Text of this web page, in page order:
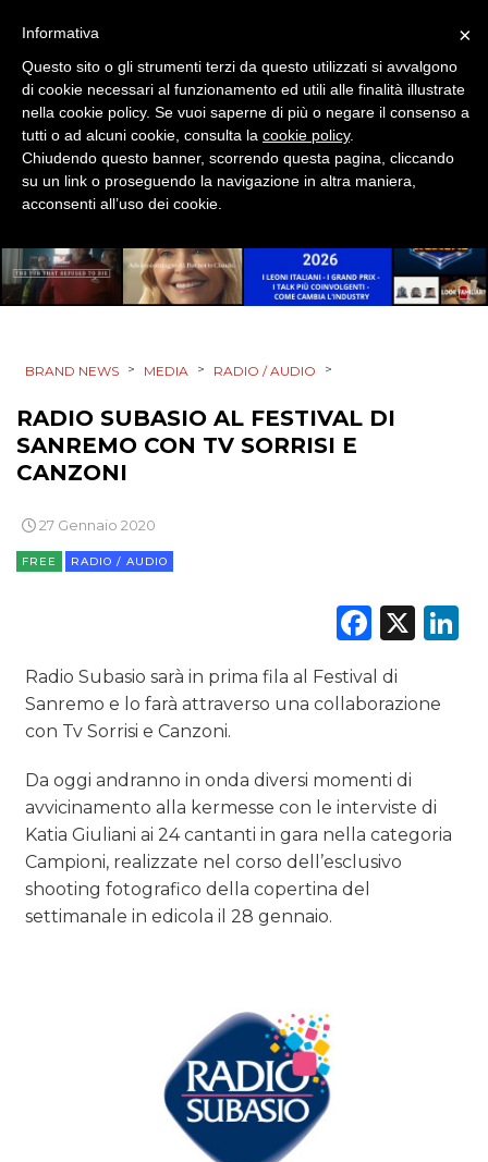
PRODOTTI
PUNTI VENDITA
EDITORIA
ESTERNA
RADIO / AUDIO
RICERCHE
PREVISIONI/SCENARI
NORMATIVE
BRAND NEWS > MEDIA > RADIO / AUDIO >
RADIO SUBASIO AL FESTIVAL DI
SANREMO CON TV SORRISI E
CANZONI
27 Gennaio 2020
FREE RADIO / AUDIO
X
Radio Subasio sarà in prima fila al Festival di
Sanremo e lo farà attraverso una collaborazione
con Tv Sorrisi e Canzoni.
Da oggi andranno in onda diversi momenti di
avvicinamento alla kermesse con le interviste di
Katia Giuliani ai 24 cantanti in gara nella categoria
Campioni, realizzate nel corso dell’esclusivo
shooting fotografico della copertina del
settimanale in edicola il 28 gennaio.
×
Informativa
Questo sito o gli strumenti terzi da questo utilizzati si avvalgono
di cookie necessari al funzionamento ed utili alle finalità illustrate
nella cookie policy. Se vuoi saperne di più o negare il consenso a
tutti o ad alcuni cookie, consulta la cookie policy.
Chiudendo questo banner, scorrendo questa pagina, cliccando
su un link o proseguendo la navigazione in altra maniera,
acconsenti all’uso dei cookie.